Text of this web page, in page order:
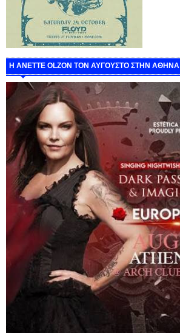
Η ANETTE OLZON ΤΟΝ ΑΥΓΟΥΣΤΟ ΣΤΗΝ ΑΘΗΝΑ